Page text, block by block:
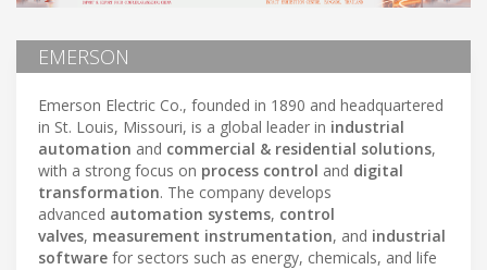
EMERSON
Emerson Electric Co., founded in 1890 and headquartered
in St. Louis, Missouri, is a global leader in industrial
automation and commercial & residential solutions,
with a strong focus on process control and digital
transformation. The company develops
advanced automation systems, control
valves, measurement instrumentation, and industrial
software for sectors such as energy, chemicals, and life